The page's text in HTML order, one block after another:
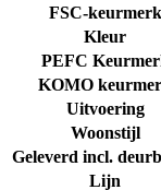
FSC-keurmerk
Kleur
PEFC
KOMO
Uitvoering
Woonstijl
Geleverd incl.
Lijn